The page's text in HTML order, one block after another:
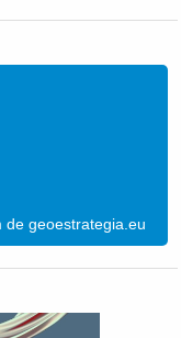
de geoestrategia.eu